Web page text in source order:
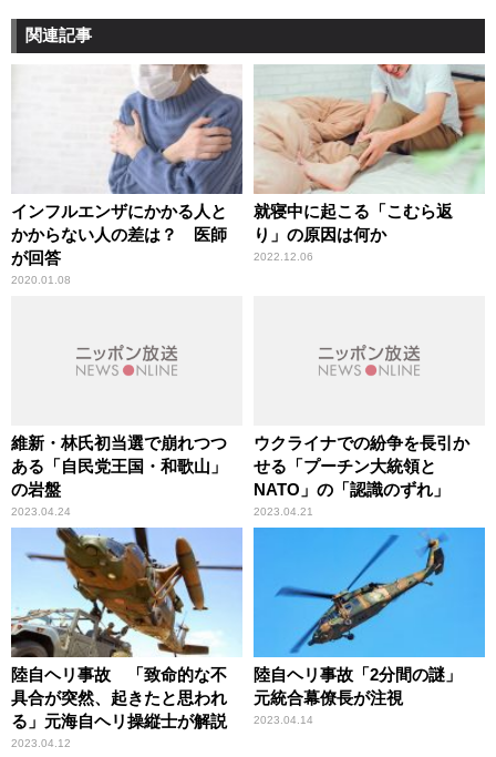
関連記事
インフルエンザにかかる人と
かからない人の差は？ 医師
が回答
2020.01.08
就寝中に起こる「こむら返
り」の原因は何か
2022.12.06
維新・林氏初当選で崩れつつ
ある「自民党王国・和歌山」
の岩盤
2023.04.24
ウクライナでの紛争を長引か
せる「プーチン大統領と
NATO」の「認識のずれ」
2023.04.21
陸自ヘリ事故 「致命的な不
具合が突然、起きたと思われ
る」元海自ヘリ操縦士が解説
2023.04.12
陸自ヘリ事故「2分間の謎」
元統合幕僚長が注視
2023.04.14